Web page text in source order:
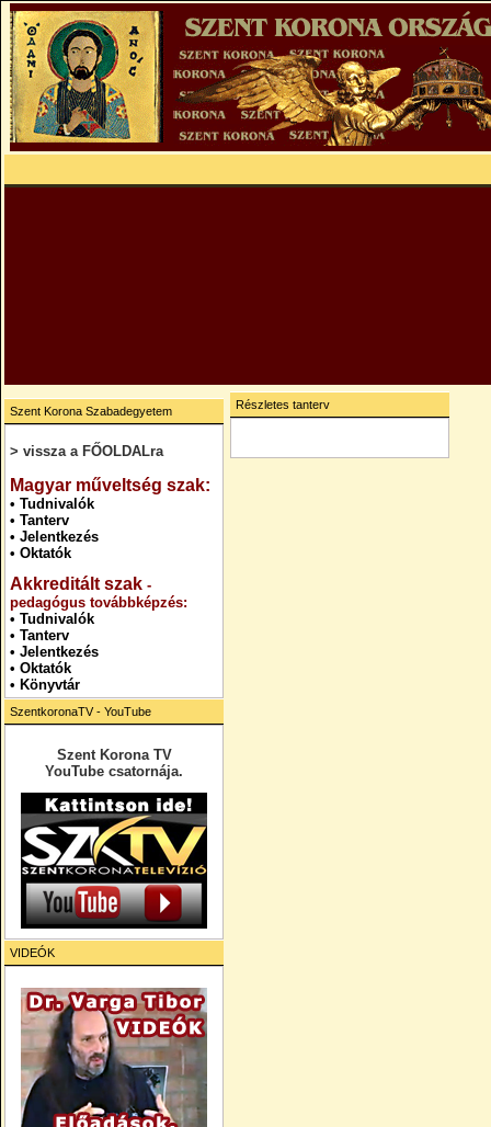
Szent Korona Szabadegyetem
> vissza a FŐOLDALra
Magyar műveltség szak:
• Tudnivalók
• Tanterv
• Jelentkezés
• Oktatók
Akkreditált szak -
pedagógus továbbképzés:
• Tudnivalók
• Tanterv
• Jelentkezés
• Oktatók
• Könyvtár
SzentkoronaTV - YouTube
Szent Korona TV
YouTube csatornája.
VIDEÓK
Részletes tanterv